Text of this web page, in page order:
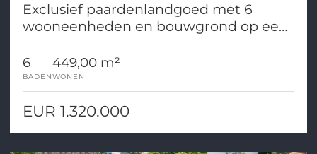
Exclusief paardenlandgoed met 6
wooneenheden en bouwgrond op een
fantastische locatie nabij het
Klopeinmeer.
6
BADEN
449,00 m²
WONEN
EUR 1.320.000